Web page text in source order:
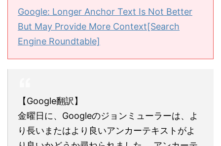
Google: Longer Anchor Text Is Not Better
But May Provide More Context[Search
Engine Roundtable]
【Google翻訳】
金曜日に、Googleのジョンミューラーは、よ
り長いまたはより良いアンカーテキストがよ